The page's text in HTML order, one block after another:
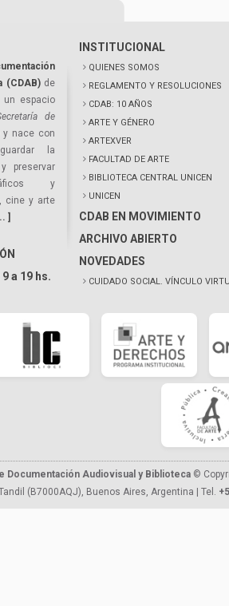
(CDAB)de
un espacio
de
y nace con
la
preservar
y
cine y arte
]
9 a 19 hs.
INSTITUCIONAL
QUIENES SOMOS
REGLAMENTO Y RESOLUCIONES
CDAB: 10 AÑOS
ARTE Y GÉNERO
ARTEXVER
FACULTAD DE ARTE
BIBLIOTECA CENTRAL UNICEN
UNICEN
CDAB EN MOVIMIENTO
ARCHIVO ABIERTO
NOVEDADES
CUIDADO SOCIAL. VÍNCULO
Documentación Audiovisual y Biblioteca ©
(B7000AQJ), Buenos Aires, Argentina | Tel.